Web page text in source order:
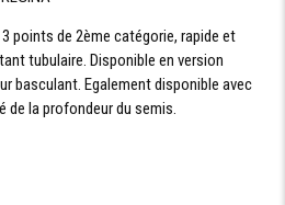
points de 2ème catégorie, rapide et
tubulaire. Disponible en version
basculant. Egalement disponible avec
de la profondeur du semis.